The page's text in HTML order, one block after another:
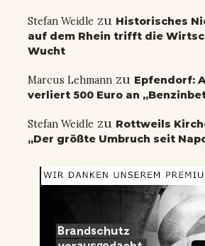
Stefan Weidle zu Historisches
auf dem Rhein trifft die
Wucht
Marcus Lehmann zu Epfendorf:
verliert 500 Euro an
Stefan Weidle zu Rottweils
„Der größte Umbruch seit